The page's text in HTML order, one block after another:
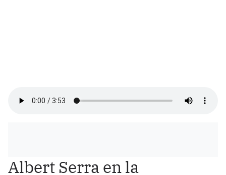
Albert Serra en la